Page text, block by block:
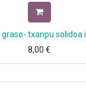
txanpu solidoa
8,00 €